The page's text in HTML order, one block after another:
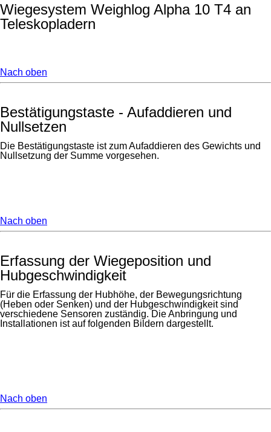
Wiegesystem Weighlog Alpha 10 T4 an
Teleskopladern
Nach oben
Bestätigungstaste - Aufaddieren und
Nullsetzen
Die Bestätigungstaste ist zum Aufaddieren des Gewichts und
Nullsetzung der Summe vorgesehen.
Nach oben
Erfassung der Wiegeposition und
Hubgeschwindigkeit
Für die Erfassung der Hubhöhe, der Bewegungsrichtung
(Heben oder Senken) und der Hubgeschwindigkeit sind
verschiedene Sensoren zuständig. Die Anbringung und
Installationen ist auf folgenden Bildern dargestellt.
Nach oben